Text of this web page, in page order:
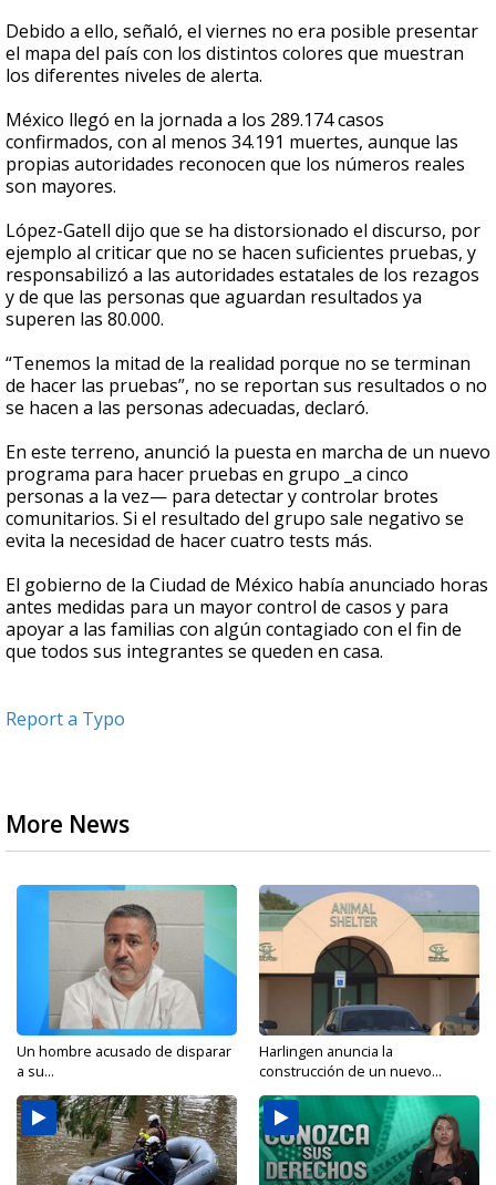
Debido a ello, señaló, el viernes no era posible presentar
el mapa del país con los distintos colores que muestran
los diferentes niveles de alerta.
México llegó en la jornada a los 289.174 casos
confirmados, con al menos 34.191 muertes, aunque las
propias autoridades reconocen que los números reales
son mayores.
López-Gatell dijo que se ha distorsionado el discurso, por
ejemplo al criticar que no se hacen suficientes pruebas, y
responsabilizó a las autoridades estatales de los rezagos
y de que las personas que aguardan resultados ya
superen las 80.000.
“Tenemos la mitad de la realidad porque no se terminan
de hacer las pruebas”, no se reportan sus resultados o no
se hacen a las personas adecuadas, declaró.
En este terreno, anunció la puesta en marcha de un nuevo
programa para hacer pruebas en grupo _a cinco
personas a la vez— para detectar y controlar brotes
comunitarios. Si el resultado del grupo sale negativo se
evita la necesidad de hacer cuatro tests más.
El gobierno de la Ciudad de México había anunciado horas
antes medidas para un mayor control de casos y para
apoyar a las familias con algún contagiado con el fin de
que todos sus integrantes se queden en casa.
Report a Typo
More News
Un hombre acusado de disparar
a su...
Harlingen anuncia la
construcción de un nuevo...